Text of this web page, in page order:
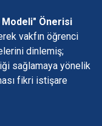
Önerisi
vakfın öğrenci
dinlemiş;
sağlamaya yönelik
fikri istişare